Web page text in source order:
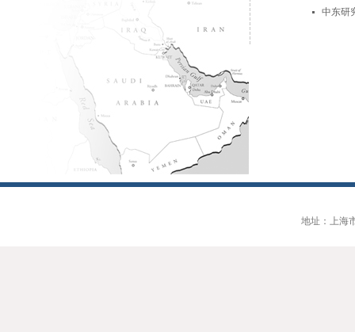
中东研
地址：上海